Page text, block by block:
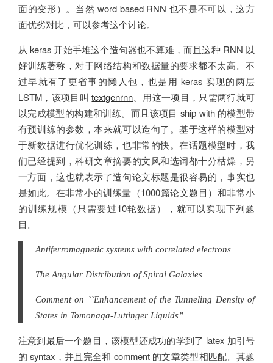
面的变形）。当然 word based RNN 也不是不可以，这方
面优劣对比，可以参考这个讨论。
从 keras 开始手堆这个造句器也不算难，而且这种 RNN 以
好训练著称，对于网络结构和数据量的要求都不太高。不
过早就有了更省事的懒人包，也是用 keras 实现的两层
LSTM，该项目叫textgenrnn。用这一项目，只需两行就可
以完成模型的构建和训练。而且该项目 ship with 的模型带
有预训练的参数，本来就可以造句了。基于这样的模型对
于新数据进行优化训练，也非常的快。在话题模型时，我
们已经提到，科研文章摘要的文风和选词都十分枯燥，另
一方面，这也就表示了造句论文标题是很容易的，事实也
是如此。在非常小的训练量（1000篇论文题目）和非常小
的训练规模（只需要过10轮数据），就可以实现下列题
目。
Antiferromagnetic systems with correlated electrons
The Angular Distribution of Spiral Galaxies
Comment on ``Enhancement of the Tunneling Density of
States in Tomonaga-Luttinger Liquids’’
注意到最后一个题目，该模型还成功的学到了 latex 加引号
的 syntax，并且完全和 comment 的文章类型相匹配。其题